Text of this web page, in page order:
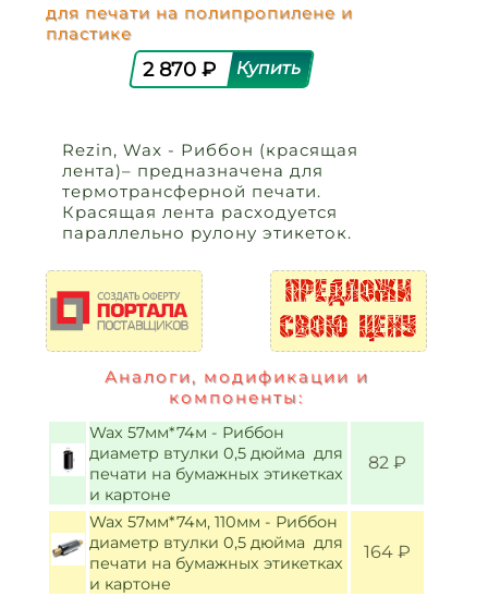
для печати на полипропилене и
пластике
2 870 ₽
Rezin, Wax - Риббон (красящая
лента)– предназначена для
термотрансферной печати.
Красящая лента расходуется
параллельно рулону этикеток.
Аналоги, модификации и
компоненты:
Wax 57мм*74м - Риббон
диаметр втулки 0,5 дюйма для
печати на бумажных этикетках
и картоне
82 ₽
Wax 57мм*74м, 110мм - Риббон
диаметр втулки 0,5 дюйма для
печати на бумажных этикетках
и картоне
164 ₽